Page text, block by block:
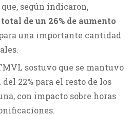
según indicaron,
de un 26% de aumento
una importante cantidad
sostuvo que se mantuvo
22% para el resto de los
con impacto sobre horas